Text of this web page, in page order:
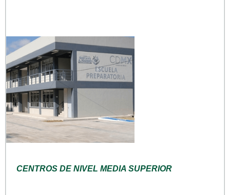
CENTROS DE NIVEL MEDIA SUPERIOR